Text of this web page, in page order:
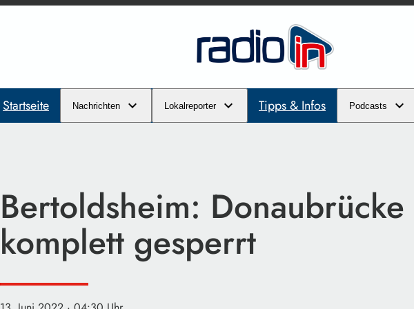
Startseite Nachrichten Lokalreporter Tipps & Infos Podcasts
Bertoldsheim: Donaubrücke
komplett gesperrt